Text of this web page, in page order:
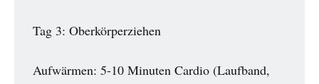
Tag 3: Oberkörperziehen
Aufwärmen: 5-10 Minuten Cardio (Laufband,